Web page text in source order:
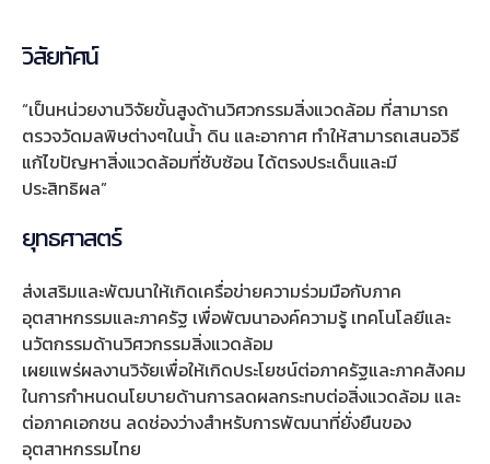
วิสัยทัศน์
“เป็นหน่วยงานวิจัยขั้นสูงด้านวิศวกรรมสิ่งแวดล้อม ที่สามารถ
ตรวจวัดมลพิษต่างๆในน้ำ ดิน และอากาศ ทำให้สามารถเสนอวิธี
แก้ไขปัญหาสิ่งแวดล้อมที่ซับซ้อน ได้ตรงประเด็นและมี
ประสิทธิผล”
ยุทธศาสตร์
ส่งเสริมและพัฒนาให้เกิดเครื่อข่ายความร่วมมือกับภาค
อุตสาหกรรมและภาครัฐ เพื่อพัฒนาองค์ความรู้ เทคโนโลยีและ
นวัตกรรมด้านวิศวกรรมสิ่งแวดล้อม
เผยแพร่ผลงานวิจัยเพื่อให้เกิดประโยชน์ต่อภาครัฐและภาคสังคม
ในการกำหนดนโยบายด้านการลดผลกระทบต่อสิ่งแวดล้อม และ
ต่อภาคเอกชน ลดช่องว่างสำหรับการพัฒนาที่ยั่งยืนของ
อุตสาหกรรมไทย